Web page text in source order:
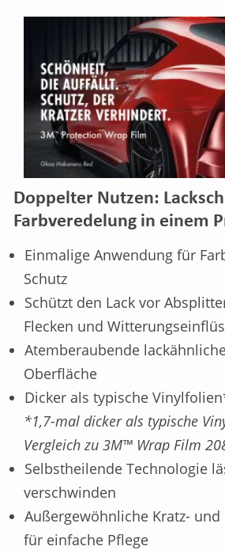
Doppelter Nutzen:
Farbveredelung in einem
Einmalige Anwendung für
Schutz
Schützt den Lack vor
Flecken und
Atemberaubende
Oberfläche
Dicker als typische
*1,7-mal dicker als typische
Vergleich zu 3M™ Wrap Film
Selbstheilende Technologie
verschwinden
Außergewöhnliche Kratz-
für einfache Pflege